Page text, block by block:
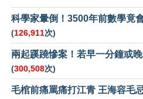
科學家暈倒！3500年前數學竟
(126,911次)
兩起蹊蹺慘案！若早一分鐘或
(300,508次)
毛棺前痛罵痛打江青 王海容毛